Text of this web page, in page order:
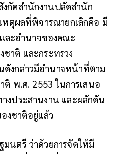
กัดสำนักงานปลัดสำนัก
หตุผลที่พิจารณายกเลิกคือ มี
ละอำนาจของคณะ
าติ และกระทรวง
งกล่าวมีอำนาจหน้าที่ตาม
พ.ศ. 2553 ในการเสนอ
งประสานงาน และผลักดัน
งชาติอยู่แล้ว
มนตรี ว่าด้วยการจัดให้มี